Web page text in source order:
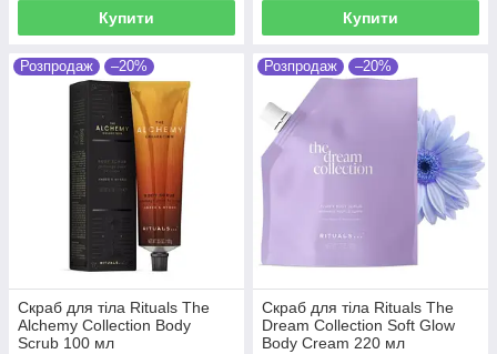
Купити Купити
Розпродаж –20%
Скраб для тіла Rituals The
Alchemy Collection Body
Scrub 100 мл
Розпродаж –20%
Скраб для тіла Rituals The
Dream Collection Soft Glow
Body Cream 220 мл